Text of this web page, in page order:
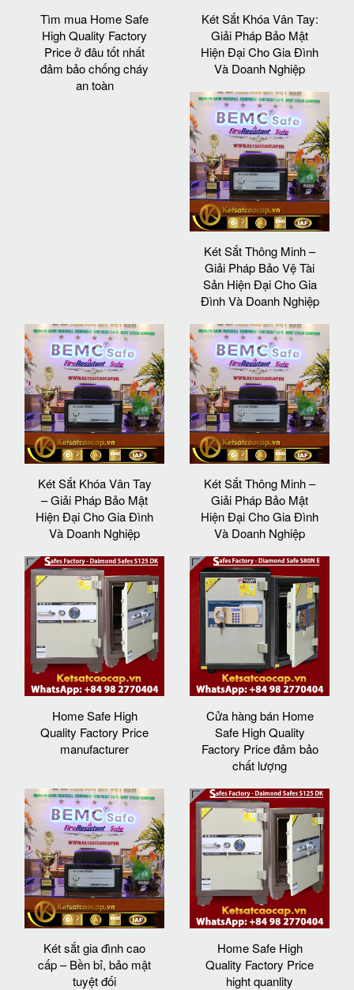
Tìm mua Home Safe
High Quality Factory
Price ở đâu tốt nhất
đảm bảo chống cháy
an toàn
Két Sắt Khóa Vân Tay:
Giải Pháp Bảo Mật
Hiện Đại Cho Gia Đình
Và Doanh Nghiệp
Két Sắt Thông Minh –
Giải Pháp Bảo Vệ Tài
Sản Hiện Đại Cho Gia
Đình Và Doanh Nghiệp
Két Sắt Khóa Vân Tay
– Giải Pháp Bảo Mật
Hiện Đại Cho Gia Đình
Và Doanh Nghiệp
Két Sắt Thông Minh –
Giải Pháp Bảo Mật
Hiện Đại Cho Gia Đình
Và Doanh Nghiệp
Home Safe High
Quality Factory Price
manufacturer
Cửa hàng bán Home
Safe High Quality
Factory Price đảm bảo
chất lượng
Két sắt gia đình cao
cấp – Bền bỉ, bảo mật
tuyệt đối
Home Safe High
Quality Factory Price
hight quanlity